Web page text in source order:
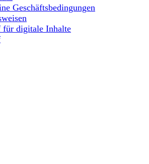
Geschäftsbedingungen
für digitale Inhalte